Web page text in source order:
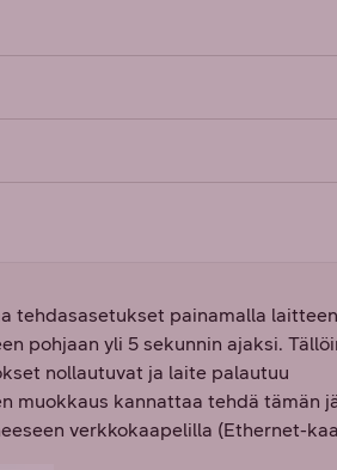
tehdasasetukset painamalla laitteen
pohjaan yli 5 sekunnin ajaksi.
nollautuvat ja laite palautuu
muokkaus kannattaa tehdä tämän
verkkokaapelilla (Ethernet-